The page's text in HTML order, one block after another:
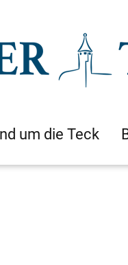
um die Teck